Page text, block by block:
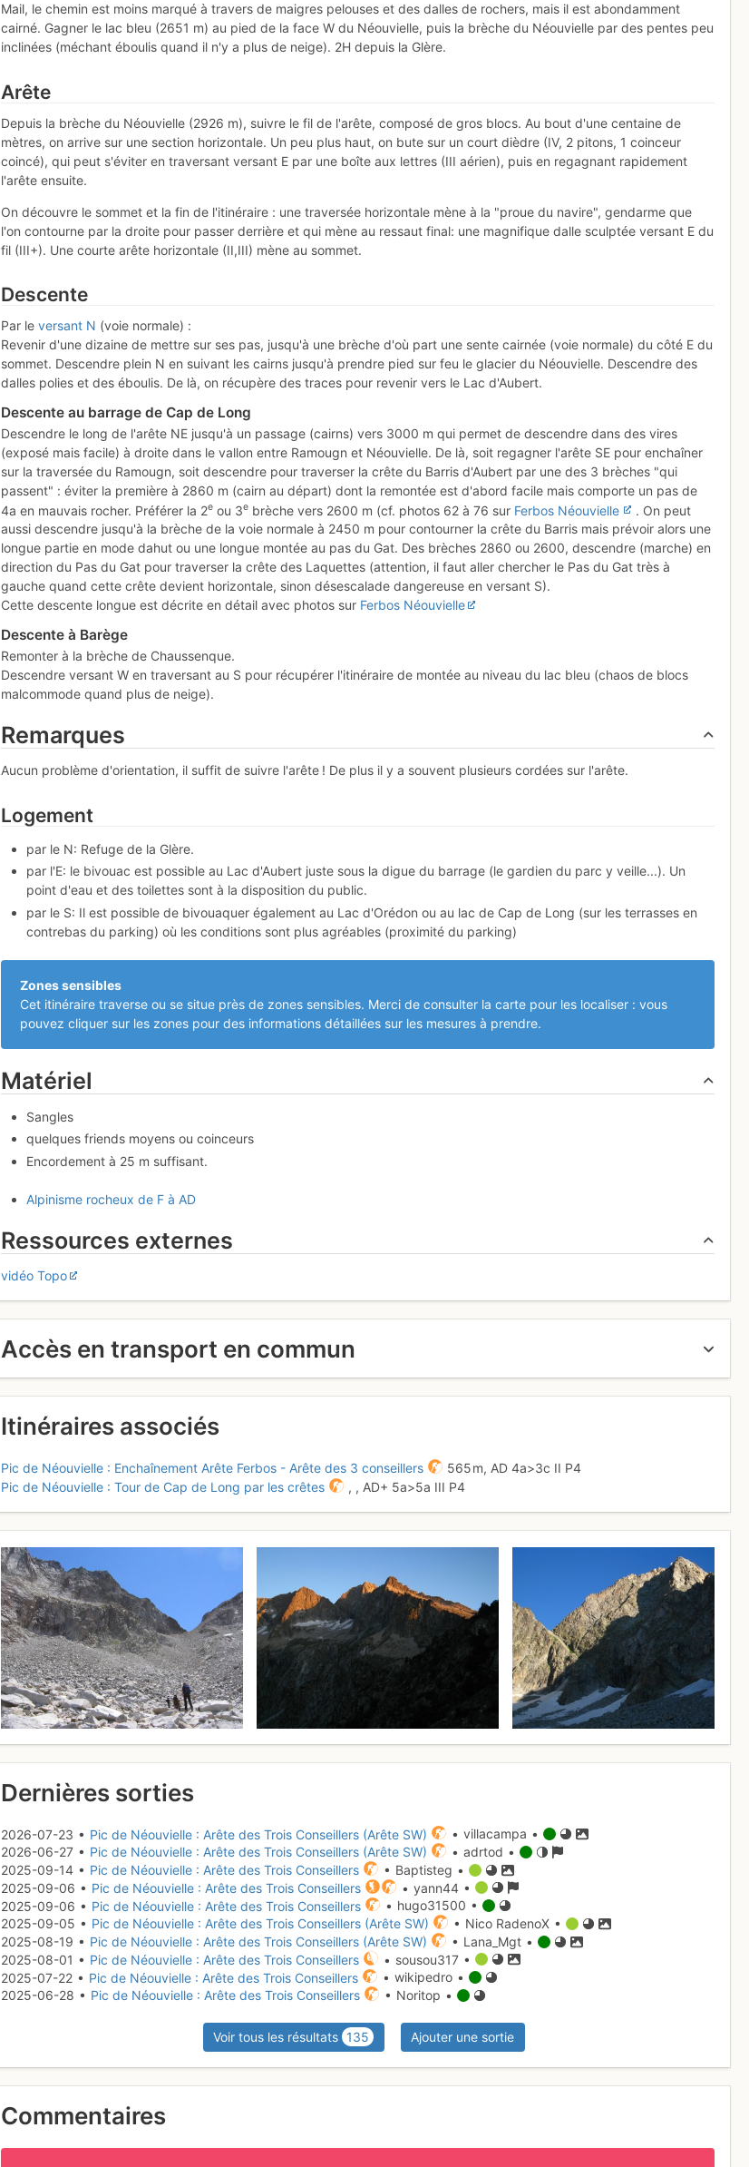
Mail, le chemin est moins marqué à travers de maigres pelouses et des dalles de rochers, mais il est abondamment
cairné. Gagner le lac bleu (2651 m) au pied de la face W du Néouvielle, puis la brèche du Néouvielle par des pentes peu
inclinées (méchant éboulis quand il n'y a plus de neige). 2H depuis la Glère.
Arête
Depuis la brèche du Néouvielle (2926 m), suivre le fil de l'arête, composé de gros blocs. Au bout d'une centaine de
mètres, on arrive sur une section horizontale. Un peu plus haut, on bute sur un court dièdre (IV, 2 pitons, 1 coinceur
coincé), qui peut s'éviter en traversant versant E par une boîte aux lettres (III aérien), puis en regagnant rapidement
l'arête ensuite.
On découvre le sommet et la fin de l'itinéraire : une traversée horizontale mène à la "proue du navire", gendarme que
l'on contourne par la droite pour passer derrière et qui mène au ressaut final: une magnifique dalle sculptée versant E du
fil (III+). Une courte arête horizontale (II,III) mène au sommet.
Descente
Par leversant N (voie normale) :
Revenir d'une dizaine de mettre sur ses pas, jusqu'à une brèche d'où part une sente cairnée (voie normale) du côté E du
sommet. Descendre plein N en suivant les cairns jusqu'à prendre pied sur feu le glacier du Néouvielle. Descendre des
dalles polies et des éboulis. De là, on récupère des traces pour revenir vers le Lac d'Aubert.
Descente au barrage de Cap de Long
Descendre le long de l'arête NE jusqu'à un passage (cairns) vers 3000 m qui permet de descendre dans des vires
(exposé mais facile) à droite dans le vallon entre Ramougn et Néouvielle. De là, soit regagner l'arête SE pour enchaîner
sur la traversée du Ramougn, soit descendre pour traverser la crête du Barris d'Aubert par une des 3 brèches "qui
passent" : éviter la première à 2860 m (cairn au départ) dont la remontée est d'abord facile mais comporte un pas de
4a en mauvais rocher. Préférer la 2e ou 3e brèche vers 2600 m (cf. photos 62 à 76 sur Ferbos Néouvielle
. On peut
aussi descendre jusqu'à la brèche de la voie normale à 2450 m pour contourner la crête du Barris mais prévoir alors une
longue partie en mode dahut ou une longue montée au pas du Gat. Des brèches 2860 ou 2600, descendre (marche) en
direction du Pas du Gat pour traverser la crête des Laquettes (attention, il faut aller chercher le Pas du Gat très à
gauche quand cette crête devient horizontale, sinon désescalade dangereuse en versant S).
Cette descente longue est décrite en détail avec photos sur Ferbos Néouvielle
Descente à Barège
Remonter à la brèche de Chaussenque.
Descendre versant W en traversant au S pour récupérer l'itinéraire de montée au niveau du lac bleu (chaos de blocs
malcommode quand plus de neige).
Remarques
Aucun problème d'orientation, il suffit de suivre l'arête ! De plus il y a souvent plusieurs cordées sur l'arête.
Logement
par le N: Refuge de la Glère.
par l'E: le bivouac est possible au Lac d'Aubert juste sous la digue du barrage (le gardien du parc y veille...). Un
point d'eau et des toilettes sont à la disposition du public.
par le S: Il est possible de bivouaquer également au Lac d'Orédon ou au lac de Cap de Long (sur les terrasses en
contrebas du parking) où les conditions sont plus agréables (proximité du parking)
Zones sensibles
Cet itinéraire traverse ou se situe près de zones sensibles. Merci de consulter la carte pour les localiser : vous
pouvez cliquer sur les zones pour des informations détaillées sur les mesures à prendre.
Matériel
Sangles
quelques friends moyens ou coinceurs
Encordement à 25 m suffisant.
Alpinisme rocheux de F à AD
Ressources externes
vidéo Topo
Accès en transport en commun
Itinéraires associés
Pic de Néouvielle : Enchaînement Arête Ferbos - Arête des 3 conseillers 565 m, AD4a>3c II P4
Pic de Néouvielle : Tour de Cap de Long par les crêtes
, , AD+ 5a>5a III P4
Dernières sorties
2026-07-23 • Pic de Néouvielle : Arête des Trois Conseillers (Arête SW)
• villacampa •
2026-06-27 • Pic de Néouvielle : Arête des Trois Conseillers (Arête SW)
• adrtod •
2025-09-14 • Pic de Néouvielle : Arête des Trois Conseillers
• Baptisteg •
2025-09-06 • Pic de Néouvielle : Arête des Trois Conseillers
• yann44 •
2025-09-06 • Pic de Néouvielle : Arête des Trois Conseillers
• hugo31500 •
2025-09-05 • Pic de Néouvielle : Arête des Trois Conseillers (Arête SW)
• Nico RadenoX •
2025-08-19 • Pic de Néouvielle : Arête des Trois Conseillers (Arête SW)
• Lana_Mgt •
2025-08-01 • Pic de Néouvielle : Arête des Trois Conseillers
• sousou317 •
2025-07-22 • Pic de Néouvielle : Arête des Trois Conseillers
• wikipedro •
2025-06-28 • Pic de Néouvielle : Arête des Trois Conseillers • Noritop •
Voir tous les résultats 135 Ajouter une sortie
Commentaires